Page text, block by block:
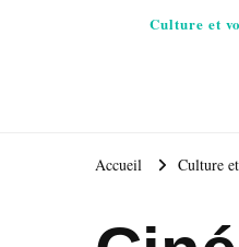
Culture et
Accueil Culture